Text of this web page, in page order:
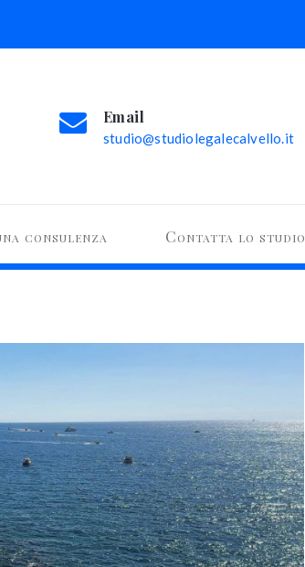
Email
studio@studiolegalecalvello.it
consulenza Contatta lo studio